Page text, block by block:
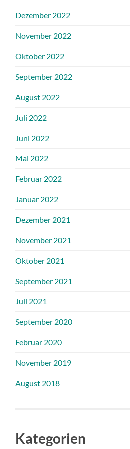
Dezember 2022
November 2022
Oktober 2022
September 2022
August 2022
Juli 2022
Juni 2022
Mai 2022
Februar 2022
Januar 2022
Dezember 2021
November 2021
Oktober 2021
September 2021
Juli 2021
September 2020
Februar 2020
November 2019
August 2018
Kategorien